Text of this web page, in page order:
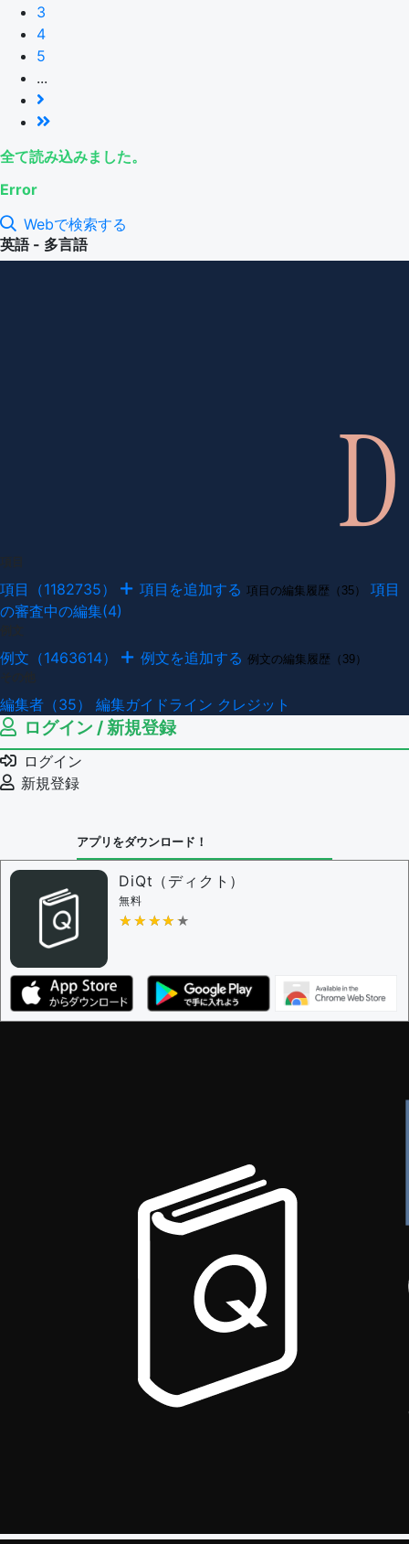
3
4
5
...
全て読み込みました。
Error
Webで検索する
英語 - 多言語
項目（1182735） 項目を追加する 項目の編集履歴（35）
項目
の審査中の編集(4)
例文（1463614） 例文を追加する 例文の編集履歴（39）
編集者（35） 編集ガイドライン クレジット
ログイン / 新規登録
ログイン
新規登録
アプリをダウンロード！
DiQt（ディクト）
無料
★★★★★
★★★★★